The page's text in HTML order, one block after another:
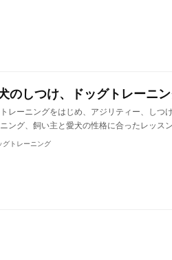
のしつけ、ドッグトレーニ
レーニングをはじめ、アジリティー、しつ
ング、飼い主と愛犬の性格に合ったレッ
グトレーニング